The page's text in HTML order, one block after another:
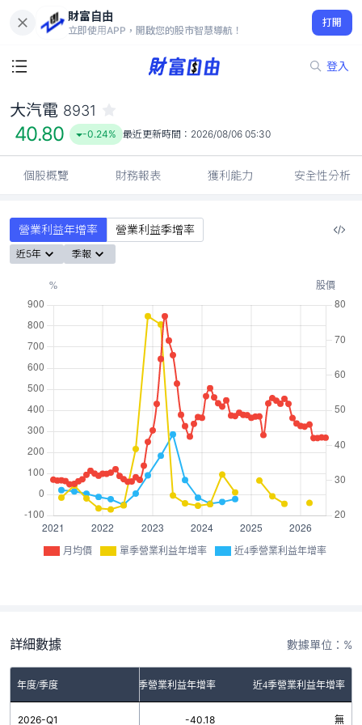
財富自由
立即使用APP，開啟您的股市智慧導航！
打開
登入
40.80
-0.24%
大汽電 8931
40.80 -0.24% 最近更新時間： 2026/08/06 05:30
個股概覽 財務報表 獲利能力 安全性分析
營業利益年增率 營業利益季增率
近5年 季報
月均價 單季營業利益年增率 近4季營業利益年增率
詳細數據 數據單位：%
年度/季度 單季營業利益年增率 近4季營業利益年增率
2026-Q1 -40.18 無